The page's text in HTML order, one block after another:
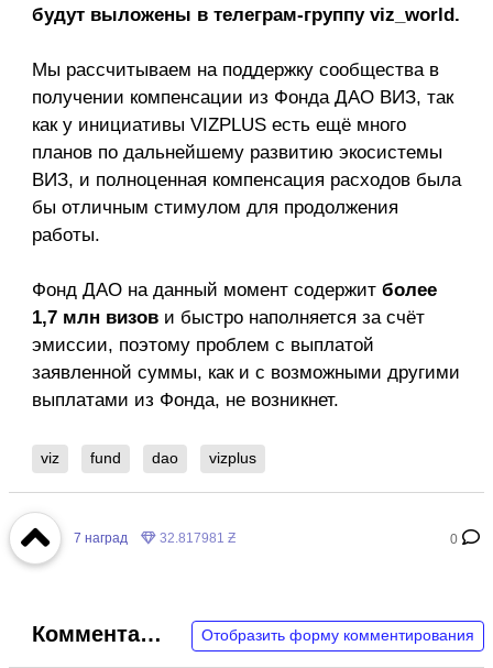
будут выложены в телеграм-группу viz_world.
Мы рассчитываем на поддержку сообщества в
получении компенсации из Фонда ДАО ВИЗ, так
как у инициативы VIZPLUS есть ещё много
планов по дальнейшему развитию экосистемы
ВИЗ, и полноценная компенсация расходов была
бы отличным стимулом для продолжения
работы.
Фонд ДАО на данный момент содержит более
1,7 млн визов и быстро наполняется за счёт
эмиссии, поэтому проблем с выплатой
заявленной суммы, как и с возможными другими
выплатами из Фонда, не возникнет.
viz fund dao vizplus
0
7 наград 32.817981 Ƶ
Отобразить форму комментирования
Комментарии